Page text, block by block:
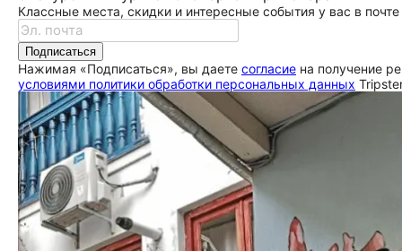
Классные места, скидки и интересные события у вас в почте
Подписаться
Нажимая «Подписаться», вы даете согласие на получение
условиями политики обработки персональных данных